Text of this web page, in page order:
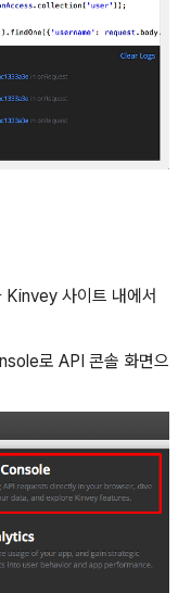
Kinvey 사이트 내에서
로 API 콘솔 화면으